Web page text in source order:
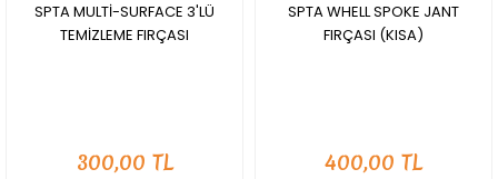
SPTA MULTİ-SURFACE 3'LÜ
TEMİZLEME FIRÇASI
300,00 TL
SPTA WHELL SPOKE JANT
FIRÇASI (KISA)
400,00 TL